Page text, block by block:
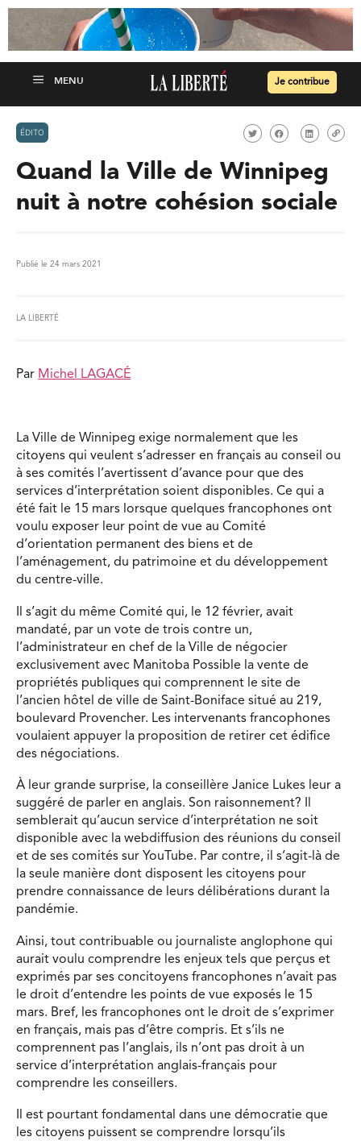
Je contribue
ÉDITO
Quand la Ville de Winnipeg
nuit à notre cohésion sociale
Publié le 24 mars 2021
LA LIBERTÉ
Par Michel LAGACÉ
La Ville de Winnipeg exige normalement que les
citoyens qui veulent s’adresser en français au conseil ou
à ses comités l’avertissent d’avance pour que des
services d’interprétation soient disponibles. Ce qui a
été fait le 15 mars lorsque quelques francophones ont
voulu exposer leur point de vue au Comité
d’orientation permanent des biens et de
l’aménagement, du patrimoine et du développement
du centre-ville.
Il s’agit du même Comité qui, le 12 février, avait
mandaté, par un vote de trois contre un,
l’administrateur en chef de la Ville de négocier
exclusivement avec Manitoba Possible la vente de
propriétés publiques qui comprennent le site de
l’ancien hôtel de ville de Saint-Boniface situé au 219,
boulevard Provencher. Les intervenants francophones
voulaient appuyer la proposition de retirer cet édifice
des négociations.
À leur grande surprise, la conseillère Janice Lukes leur a
suggéré de parler en anglais. Son raisonnement? Il
semblerait qu’aucun service d’interprétation ne soit
disponible avec la webdiffusion des réunions du conseil
et de ses comités sur YouTube. Par contre, il s’agit-là de
la seule manière dont disposent les citoyens pour
prendre connaissance de leurs délibérations durant la
pandémie.
Ainsi, tout contribuable ou journaliste anglophone qui
aurait voulu comprendre les enjeux tels que perçus et
exprimés par ses concitoyens francophones n’avait pas
le droit d’entendre les points de vue exposés le 15
mars. Bref, les francophones ont le droit de s’exprimer
en français, mais pas d’être compris. Et s’ils ne
comprennent pas l’anglais, ils n’ont pas droit à un
service d’interprétation anglais-français pour
comprendre les conseillers.
Il est pourtant fondamental dans une démocratie que
les citoyens puissent se comprendre lorsqu’ils